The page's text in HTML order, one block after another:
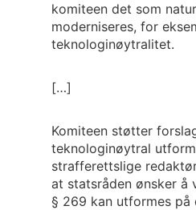
komiteen det som
moderniseres, for
teknologinøytralitet.
[…]
Komiteen støtter
teknologinøytral
strafferettslige
at statsråden ønsker å
§ 269 kan utformes